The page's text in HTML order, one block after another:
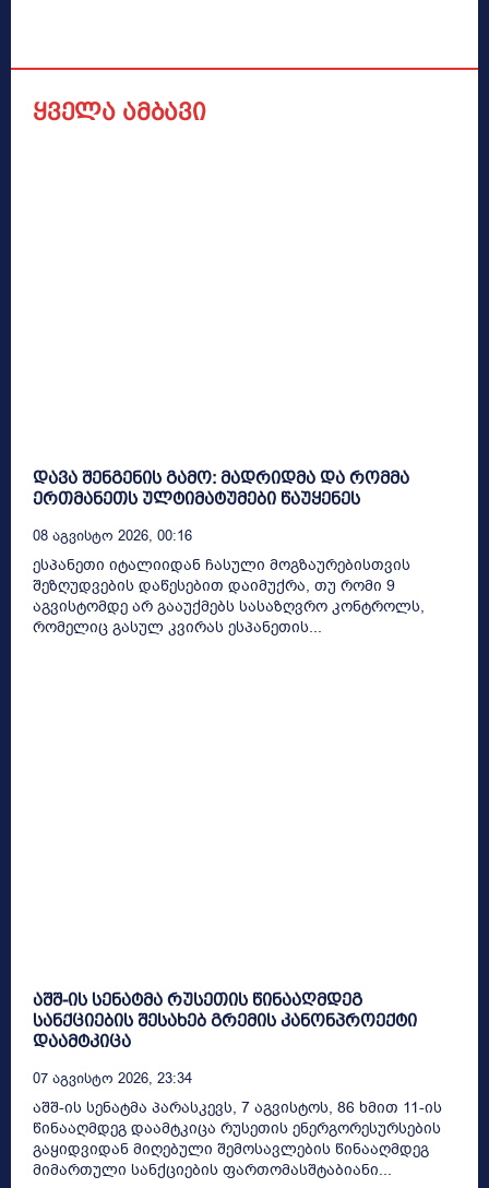
ყველა ამბავი
დავა შენგენის გამო: მადრიდმა და რომმა
ერთმანეთს ულტიმატუმები წაუყენეს
08 Აგვისტო 2026, 00:16
ესპანეთი იტალიიდან ჩასული მოგზაურებისთვის
შეზღუდვების დაწესებით დაიმუქრა, თუ რომი 9
აგვისტომდე არ გააუქმებს სასაზღვრო კონტროლს,
რომელიც გასულ კვირას ესპანეთის...
აშშ-ის სენატმა რუსეთის წინააღმდეგ
სანქციების შესახებ გრემის კანონპროექტი
დაამტკიცა
07 Აგვისტო 2026, 23:34
აშშ-ის სენატმა პარასკევს, 7 აგვისტოს, 86 ხმით 11-ის
წინააღმდეგ დაამტკიცა რუსეთის ენერგორესურსების
გაყიდვიდან მიღებული შემოსავლების წინააღმდეგ
მიმართული სანქციების ფართომასშტაბიანი...